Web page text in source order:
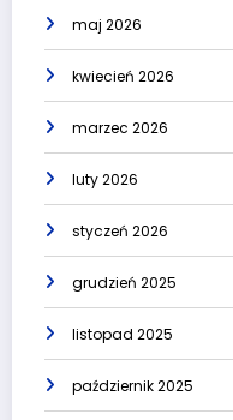
maj 2026
kwiecień 2026
marzec 2026
luty 2026
styczeń 2026
grudzień 2025
listopad 2025
październik 2025